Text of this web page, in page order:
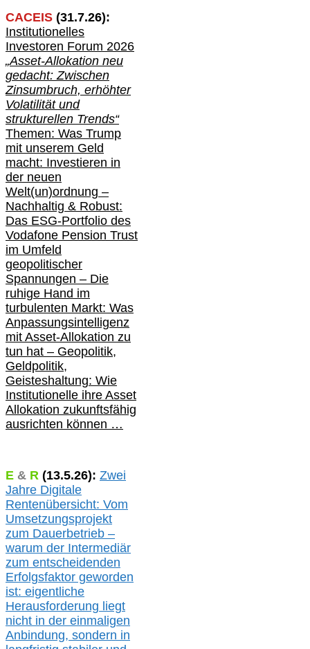
CACEIS (31.7.26):
Institutionelles
Investoren Forum 2026
„Asset-Allokation neu
gedacht: Zwischen
Zinsumbruch, erhöhter
Volatilität und
strukturellen Trends“
Themen: Was Trump
mit unserem Geld
macht: Investieren in
der neuen
Welt(un)ordnung –
Nachhaltig & Robust:
Das ESG-Portfolio des
Vodafone Pension Trust
im Umfeld
geopolitischer
Spannungen – Die
ruhige Hand im
turbulenten Markt: Was
Anpassungsintelligenz
mit Asset-Allokation zu
tun hat – Geopolitik,
Geldpolitik,
Geisteshaltung: Wie
Institutionelle ihre Asset
Allokation zukunftsfähig
ausrichten können …
E & R (13.5.26): Zwei
Jahre Digitale
Rentenübersicht: Vom
Umsetzungsprojekt
zum Dauerbetrieb –
warum der Intermediär
zum entscheidenden
Erfolgsfaktor geworden
ist: eigentliche
Herausforderung liegt
nicht in der einmaligen
Anbindung, sondern in